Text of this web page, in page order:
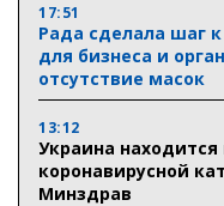
17:51
Рада сделала шаг
для бизнеса и
отсутствие масок
13:12
Украина находится
коронавирусной
Минздрав